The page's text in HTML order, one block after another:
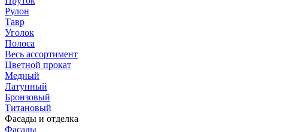
Рулон
Тавр
Уголок
Полоса
Весь ассортимент
Цветной прокат
Медный
Латунный
Бронзовый
Титановый
Фасады и отделка
Фасады